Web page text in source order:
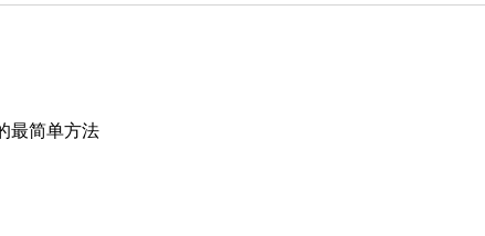
最简单方法